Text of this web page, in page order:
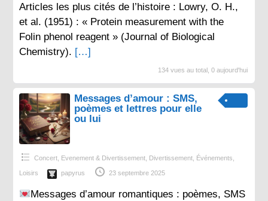
Articles les plus cités de l’histoire : Lowry, O. H.,
et al. (1951) : « Protein measurement with the
Folin phenol reagent » (Journal of Biological
Chemistry). […]
134 vues au total, 0 aujourd'hui
Messages d’amour : SMS,
poèmes et lettres pour elle
ou lui
Concert, Evenement & Divertissement, Divertissement, Événements,
Loisirs papyrus 23 septembre 2025
Messages d’amour romantiques : poèmes, SMS